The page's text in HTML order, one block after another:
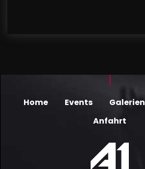
Home Events Galerien
Anfahrt